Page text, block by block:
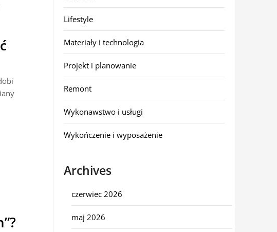
Lifestyle
Materiały i technologia
Projekt i planowanie
Remont
Wykonawstwo i usługi
Wykończenie i wyposażenie
Archives
czerwiec 2026
maj 2026